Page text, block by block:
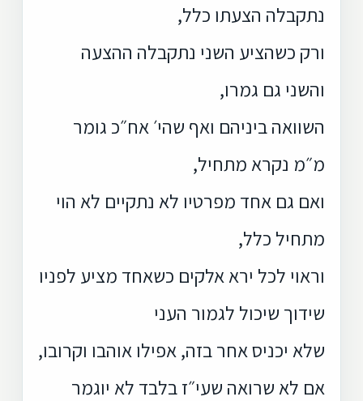
נתקבלה הצעתו כלל,
ורק כשהציע השני נתקבלה ההצעה
והשני גם גמרו,
השוואה ביניהם ואף שהי׳ אח״כ גומר
מ״מ נקרא מתחיל,
ואם גם אחד מפרטיו לא נתקיים לא הוי
מתחיל כלל,
וראוי לכל ירא אלקים כשאחד מציע לפניו
שידוך שיכול לגמור העני
שלא יכניס אחר בזה, אפילו אוהבו וקרובו,
אם לא שרואה שעי״ז בלבד לא יוגמר